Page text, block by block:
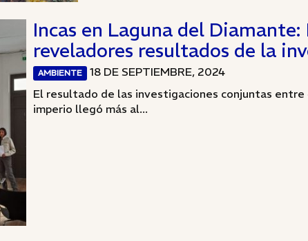
Incas en Laguna del
reveladores resultados de la
AMBIENTE
18 DE SEPTIEMBRE, 2024
El resultado de las investigaciones conjuntas
imperio llegó más al...